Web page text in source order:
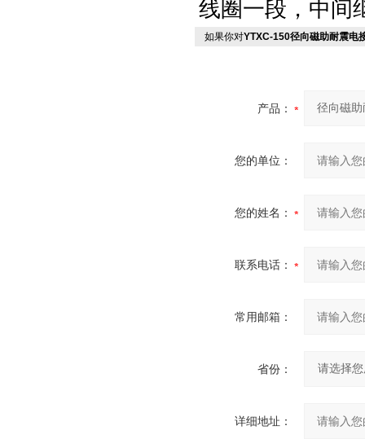
线圈一段，中间
如果你对YTXC-150径向磁助耐震电
产品：
您的单位：
您的姓名：
联系电话：
常用邮箱：
省份：
详细地址：